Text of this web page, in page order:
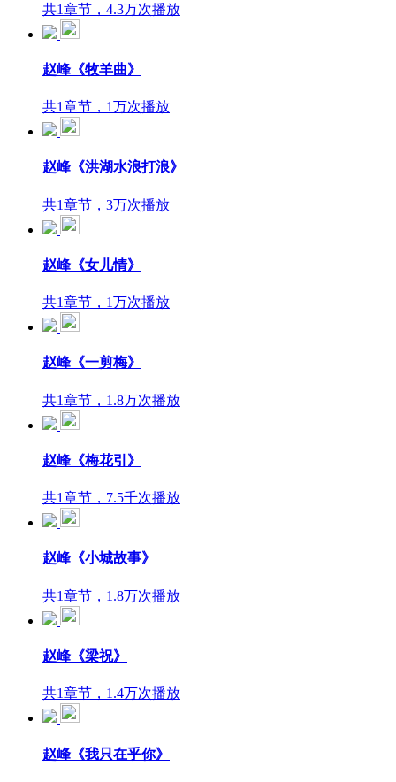
共1章节，4.3万次播放
赵峰《牧羊曲》
共1章节，1万次播放
赵峰《洪湖水浪打浪》
共1章节，3万次播放
赵峰《女儿情》
共1章节，1万次播放
赵峰《一剪梅》
共1章节，1.8万次播放
赵峰《梅花引》
共1章节，7.5千次播放
赵峰《小城故事》
共1章节，1.8万次播放
赵峰《梁祝》
共1章节，1.4万次播放
赵峰《我只在乎你》